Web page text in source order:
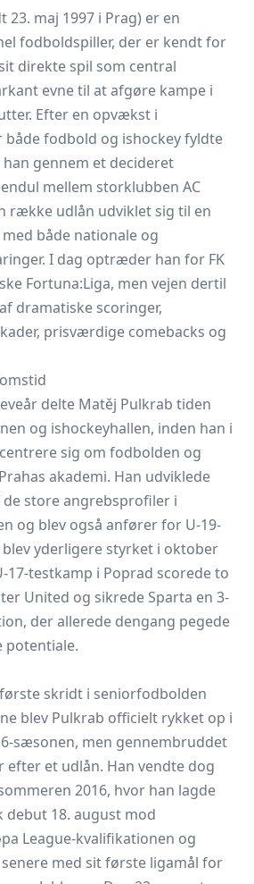
23. maj 1997 i Prag) er en
fodboldspiller, der er kendt for
direkte spil som central
evne til at afgøre kampe i
Efter en opvækst i
både fodbold og ishockey fyldte
gennem et decideret
mellem storklubben AC
række udlån udviklet sig til en
både nationale og
I dag optræder han for FK
Fortuna:Liga, men vejen dertil
dramatiske scoringer,
prisværdige comebacks og
delte Matěj Pulkrab tiden
og ishockeyhallen, inden han i
sig om fodbolden og
akademi. Han udviklede
store angrebsprofiler i
og blev også anfører for U-19-
yderligere styrket i oktober
17-testkamp i Poprad scorede to
United og sikrede Sparta en 3-
der allerede dengang pegede
potentiale.
skridt i seniorfodbolden
blev Pulkrab officielt rykket op i
sæsonen, men gennembruddet
et udlån. Han vendte dog
2016, hvor han lagde
18. august mod
League-kvalifikationen og
med sit første ligamål for